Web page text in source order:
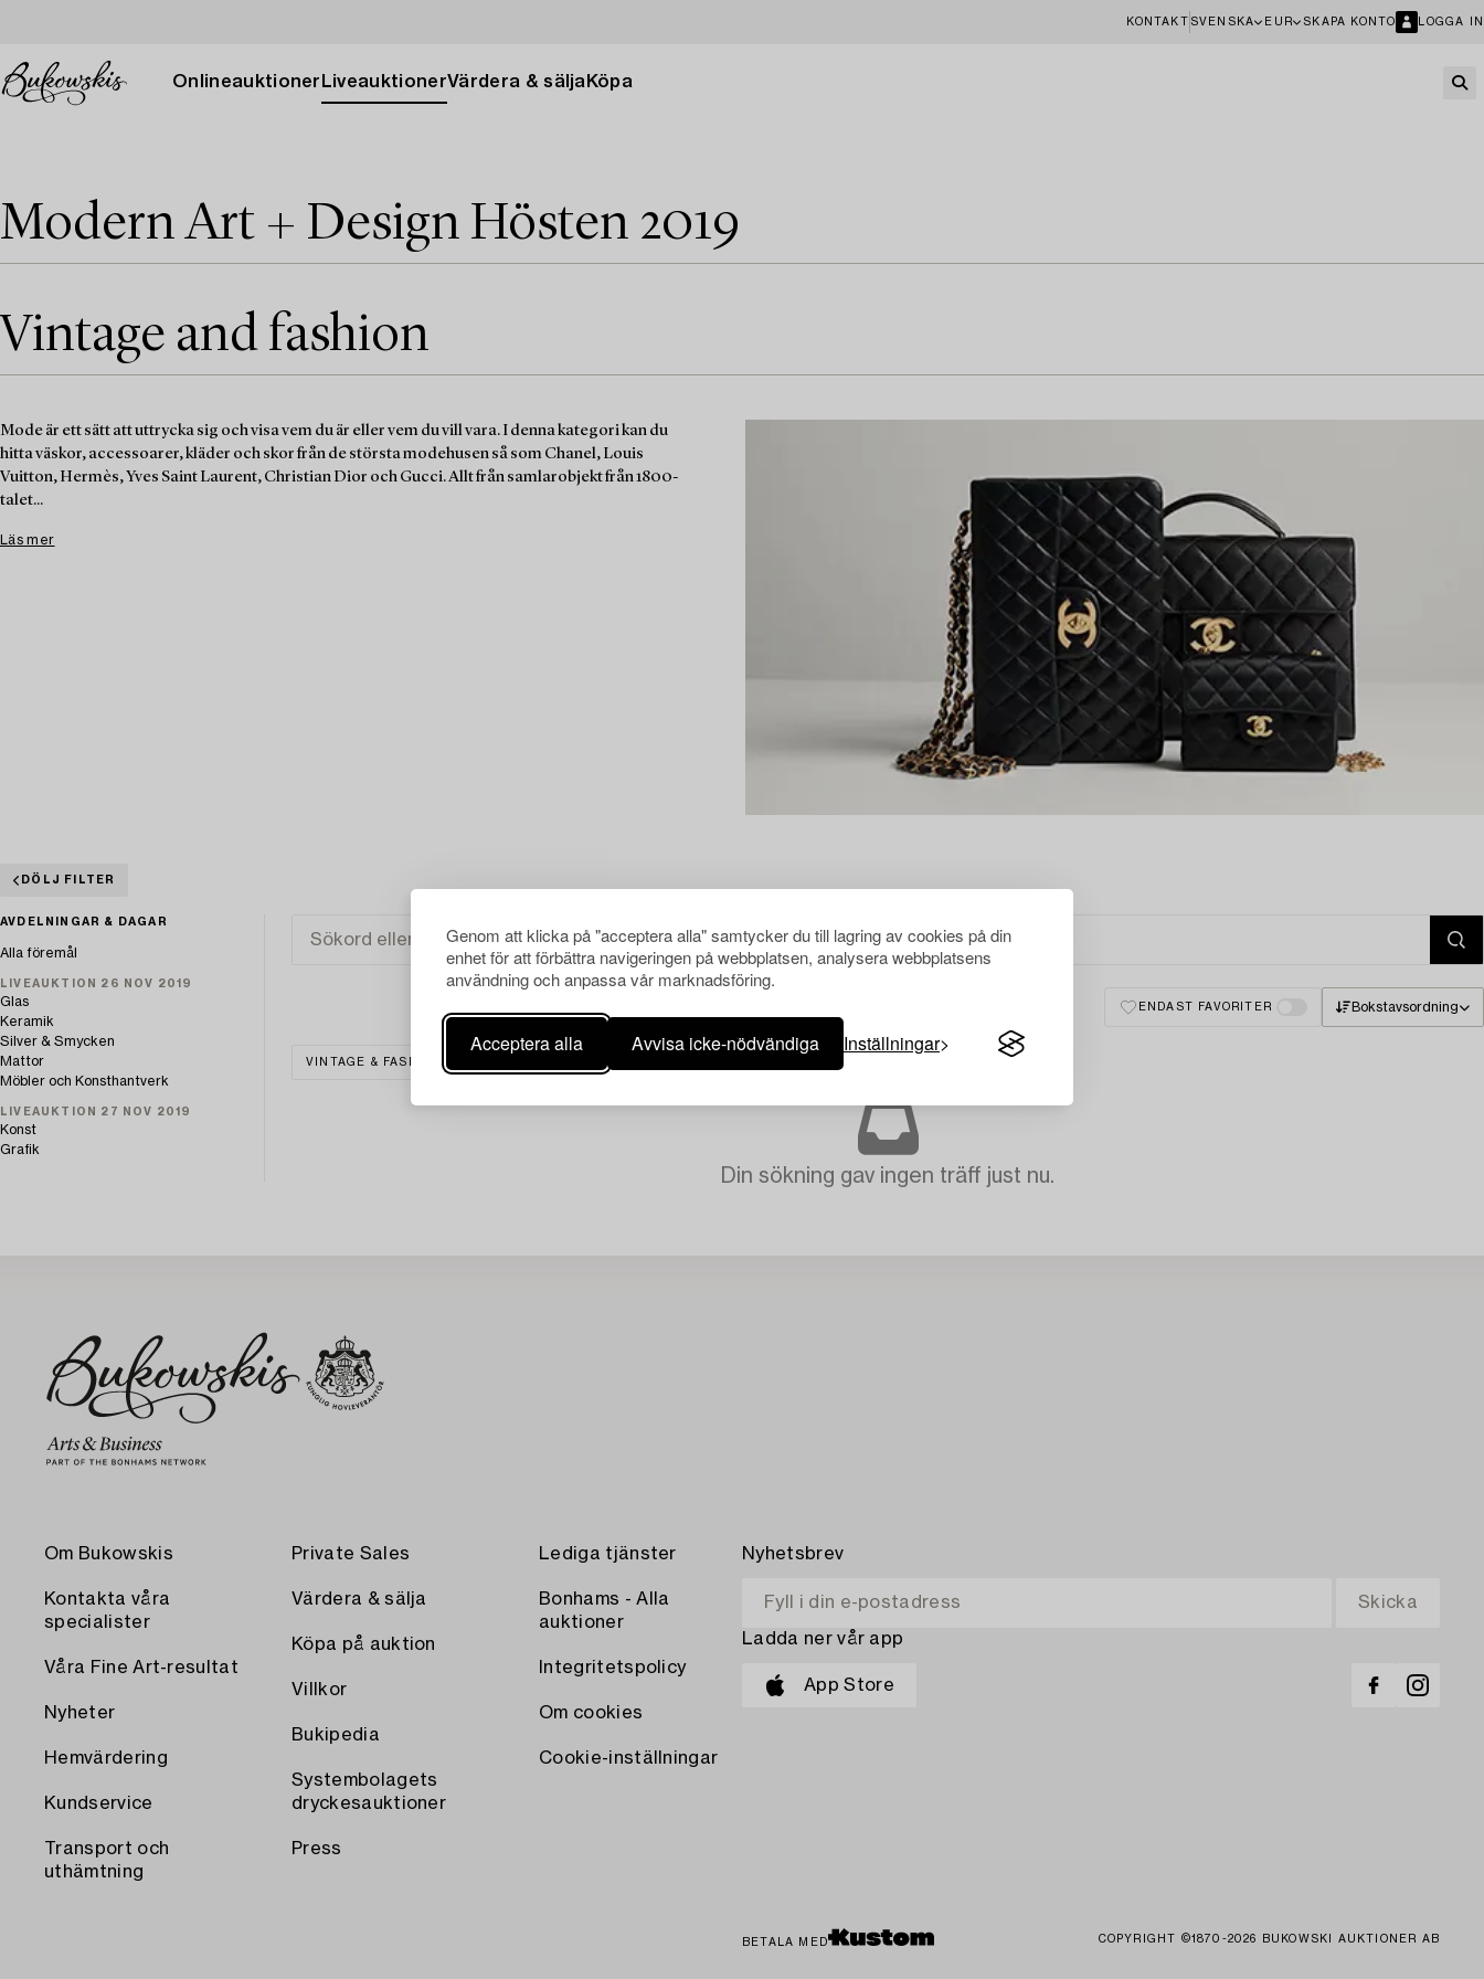
Genom att klicka på "acceptera alla" samtycker du till lagring av cookies på din
enhet för att förbättra navigeringen på webbplatsen, analysera webbplatsens
användning och anpassa vår marknadsföring.
Acceptera alla Avvisa icke-nödvändiga Inställningar
KONTAKT SVENSKA EUR SKAPA KONTO LOGGA IN
Onlineauktioner LiveauktionerVärdera & sälja Köpa
Modern Art + Design Hösten 2019
Vintage and fashion
Mode är ett sätt att uttrycka sig och visa vem du är eller vem du vill vara. I denna kategori kan du
hitta väskor, accessoarer, kläder och skor från de största modehusen så som Chanel, Louis
Vuitton, Hermès, Yves Saint Laurent, Christian Dior och Gucci. Allt från samlarobjekt från 1800-
talet...
Läs mer
DÖLJ FILTER
AVDELNINGAR & DAGAR
Alla föremål
LIVEAUKTION 26 NOV 2019
Glas
Keramik
Silver & Smycken
Mattor
Möbler och Konsthantverk
LIVEAUKTION 27 NOV 2019
Konst
Grafik
ENDAST FAVORITER Bokstavsordning
VINTAGE & FASHION
Din sökning gav ingen träff just nu.
Om Bukowskis
Kontakta våra
specialister
Våra Fine Art-resultat
Nyheter
Hemvärdering
Kundservice
Transport och
uthämtning
Private Sales
Värdera & sälja
Köpa på auktion
Villkor
Bukipedia
Systembolagets
dryckesauktioner
Press
Lediga tjänster
Bonhams - Alla
auktioner
Integritetspolicy
Om cookies
Cookie-inställningar
Nyhetsbrev
Ladda ner vår app
App Store
BETALA MED COPYRIGHT ©1870-2026 BUKOWSKI AUKTIONER AB